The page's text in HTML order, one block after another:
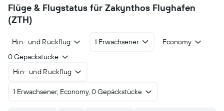
Flüge & Flugstatus für Zakynthos Flughafen
(ZTH)
Hin- und Rückflug 1 Erwachsener
Economy
0 Gepäckstücke
Hin- und Rückflug
1 Erwachsener, Economy, 0 Gepäckstücke